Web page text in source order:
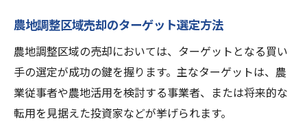
農地調整区域売却のターゲット選定方法
農地調整区域の売却においては、ターゲットとなる買い
手の選定が成功の鍵を握ります。主なターゲットは、農
業従事者や農地活用を検討する事業者、または将来的な
転用を見据えた投資家などが挙げられます。